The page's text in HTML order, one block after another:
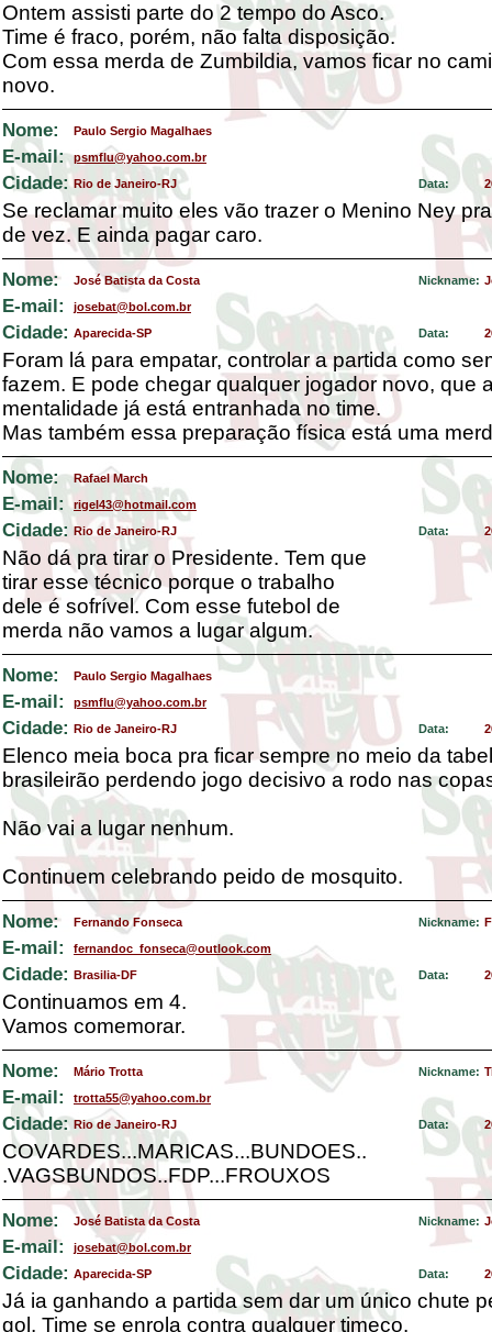
Ontem assisti parte do 2 tempo do Asco.
Time é fraco, porém, não falta disposição.
Com essa merda de Zumbildia, vamos ficar no
novo.
Nome: Paulo Sergio Magalhaes
E-mail: psmflu@yahoo.com.br
Cidade: Rio de Janeiro-RJ Data:
Se reclamar muito eles vão trazer o Menino Ney
de vez. E ainda pagar caro.
Nome: José Batista da Costa Nickname:
E-mail: josebat@bol.com.br
Cidade: Aparecida-SP Data:
Foram lá para empatar, controlar a partida como
fazem. E pode chegar qualquer jogador novo, que
mentalidade já está entranhada no time.
Mas também essa preparação física está uma
Nome: Rafael March
E-mail: rigel43@hotmail.com
Cidade: Rio de Janeiro-RJ Data:
Não dá pra tirar o Presidente. Tem que
tirar esse técnico porque o trabalho
dele é sofrível. Com esse futebol de
merda não vamos a lugar algum.
Nome: Paulo Sergio Magalhaes
E-mail: psmflu@yahoo.com.br
Cidade: Rio de Janeiro-RJ Data:
Elenco meia boca pra ficar sempre no meio da
brasileirão perdendo jogo decisivo a rodo nas
Não vai a lugar nenhum.
Continuem celebrando peido de mosquito.
Nome: Fernando Fonseca Nickname:
E-mail: fernandoc_fonseca@outlook.com
Cidade: Brasilia-DF Data:
Continuamos em 4.
Vamos comemorar.
Nome: Mário Trotta Nickname:
E-mail: trotta55@yahoo.com.br
Cidade: Rio de Janeiro-RJ Data:
COVARDES...MARICAS...BUNDOES..
.VAGSBUNDOS..FDP...FROUXOS
Nome: José Batista da Costa Nickname:
E-mail: josebat@bol.com.br
Cidade: Aparecida-SP Data:
Já ia ganhando a partida sem dar um único chute
gol. Time se enrola contra qualquer timeco.